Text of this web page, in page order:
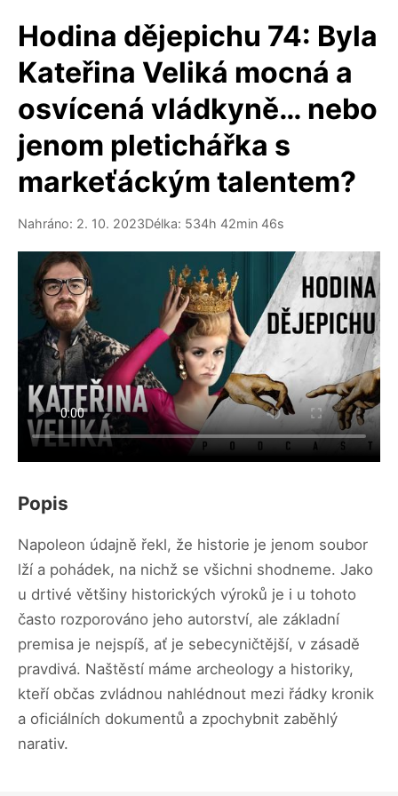
Hodina dějepichu 74: Byla
Kateřina Veliká mocná a
osvícená vládkyně… nebo
jenom pletichářka s
markeťáckým talentem?
Nahráno: 2. 10. 2023Délka: 534h 42min 46s
Popis
Napoleon údajně řekl, že historie je jenom soubor
lží a pohádek, na nichž se všichni shodneme. Jako
u drtivé většiny historických výroků je i u tohoto
často rozporováno jeho autorství, ale základní
premisa je nejspíš, ať je sebecyničtější, v zásadě
pravdivá. Naštěstí máme archeology a historiky,
kteří občas zvládnou nahlédnout mezi řádky kronik
a oficiálních dokumentů a zpochybnit zaběhlý
narativ.